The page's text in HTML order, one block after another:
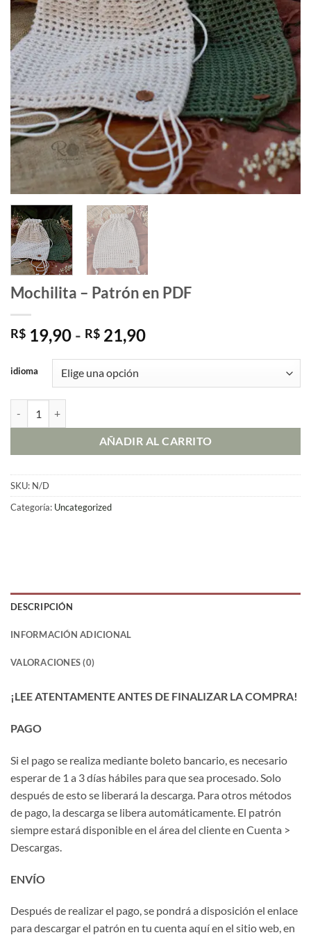
Mochilita – Patrón en PDF
R$ 19,90 - R$ 21,90Rango
desde
R$ 21,90
idioma
AÑADIR AL CARRITO
SKU: N/D
Categoría: Uncategorized
DESCRIPCIÓN
INFORMACIÓN ADICIONAL
VALORACIONES (0)
¡LEE ATENTAMENTE ANTES DE FINALIZAR LA COMPRA!
PAGO
Si el pago se realiza mediante boleto bancario, es necesario
esperar de 1 a 3 días hábiles para que sea procesado. Solo
después de esto se liberará la descarga. Para otros métodos
de pago, la descarga se libera automáticamente. El patrón
siempre estará disponible en el área del cliente en Cuenta >
Descargas.
ENVÍO
Después de realizar el pago, se pondrá a disposición el enlace
para descargar el patrón en tu cuenta aquí en el sitio web, en